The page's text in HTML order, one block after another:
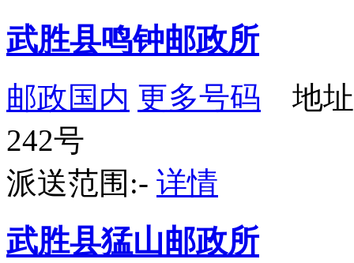
武胜县鸣钟邮政所
邮政国内 更多号码 地址
242号
派送范围:- 详情
武胜县猛山邮政所